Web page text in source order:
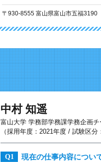
〒930-8555 富山県富山市五福3190
中村 知遥
富山大学 学務部学務課学務企画チ
（採用年度：2021年度 / 試験区分
Q1 現在の仕事内容につい